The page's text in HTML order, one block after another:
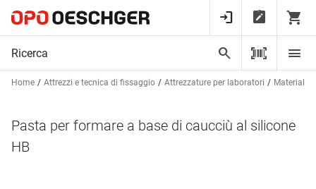
Home Attrezzi e tecnica di fissaggio Attrezzature per laboratori Materiali
Pasta per formare a base di caucciù al silicone
HB